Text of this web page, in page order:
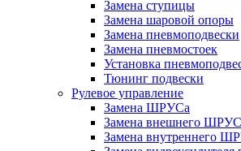
Замена ступицы
Замена шаровой опоры
Замена пневмоподвески
Замена пневмостоек
Установка
Тюнинг подвески
Рулевое управление
Замена ШРУСа
Замена внешнего
Замена внутреннего